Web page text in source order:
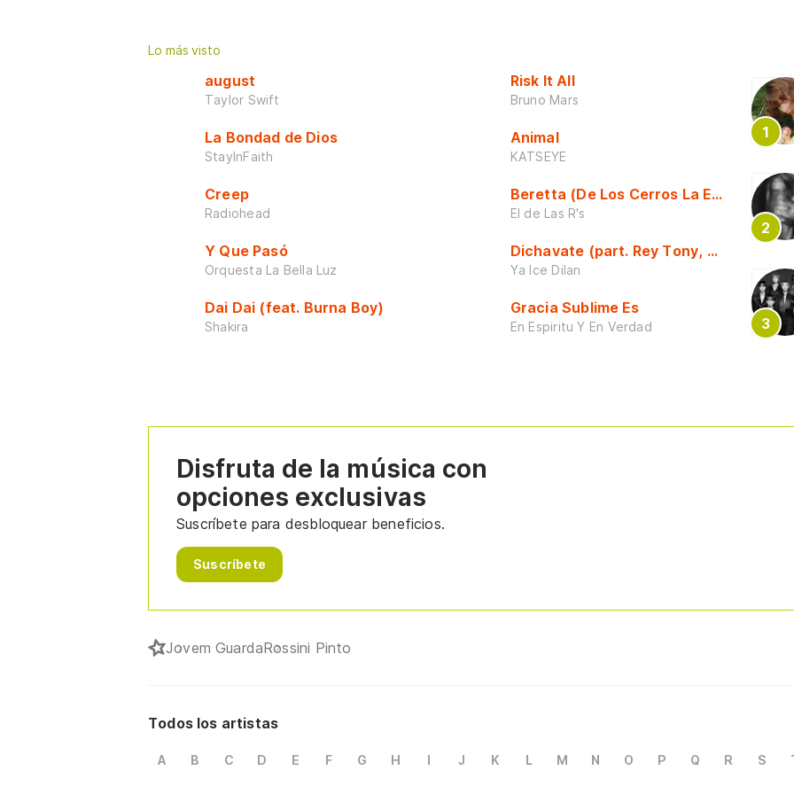
Lo más visto
august
Taylor Swift
La Bondad de Dios
StayInFaith
Creep
Radiohead
Y Que Pasó
Orquesta La Bella Luz
Dai Dai (feat. Burna Boy)
Shakira
Risk It All
Bruno Mars
Animal
KATSEYE
Beretta (De Los Cerros La Escuela)
El de Las R's
Dichavate (part. Rey Tony, Dj Honda y
Ya Ice Dilan
Gracia Sublime Es
En Espiritu Y En Verdad
Disfruta de la música con
opciones exclusivas
Suscríbete para desbloquear beneficios.
Suscríbete
Jovem GuardaRossini Pinto
Todos los artistas
A B C D E F G H I J K L M N O P Q R S